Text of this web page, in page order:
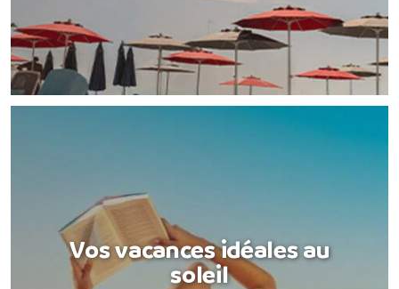
Vos vacances idéales au
soleil